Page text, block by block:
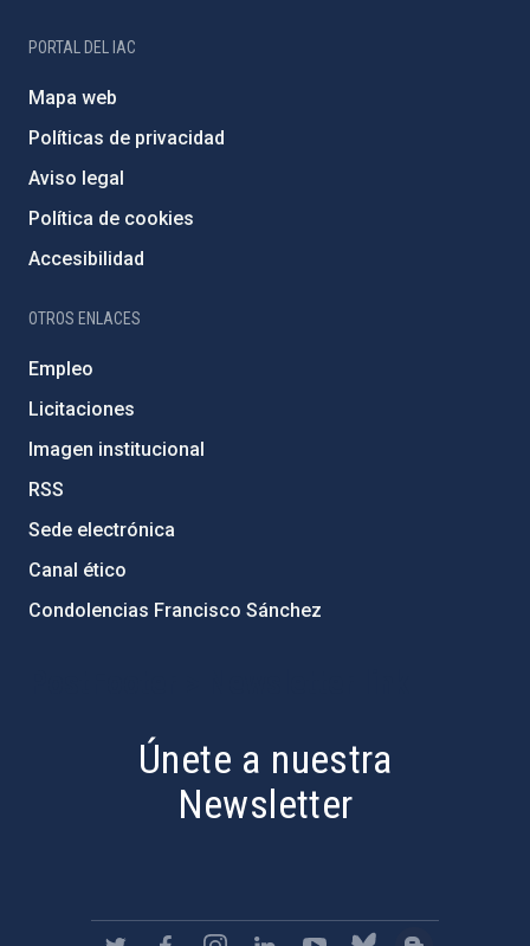
PORTAL DEL IAC
Mapa web
Políticas de privacidad
Aviso legal
Política de cookies
Accesibilidad
OTROS ENLACES
Empleo
Licitaciones
Imagen institucional
RSS
Sede electrónica
Canal ético
Condolencias Francisco Sánchez
Únete a nuestra
Newsletter